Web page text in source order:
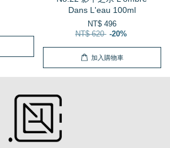
Dans L'eau 100ml
NT$ 496
NT$ 620 -20%
加入購物車